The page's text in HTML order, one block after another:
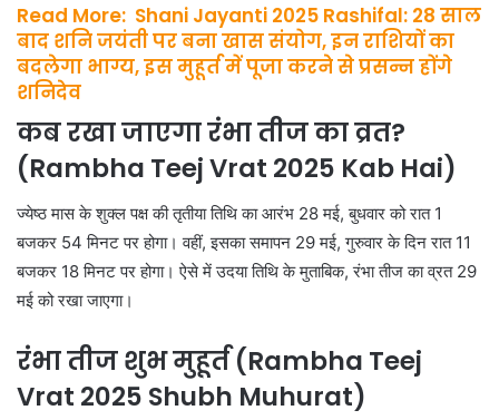
Read More: Shani Jayanti 2025 Rashifal: 28 साल
बाद शनि जयंती पर बना खास संयोग, इन राशियों का
बदलेगा भाग्य, इस मुहूर्त में पूजा करने से प्रसन्न होंगे
शनिदेव
कब रखा जाएगा रंभा तीज का व्रत?
(Rambha Teej Vrat 2025 Kab Hai)
ज्येष्ठ मास के शुक्ल पक्ष की तृतीया तिथि का आरंभ 28 मई, बुधवार को रात 1
बजकर 54 मिनट पर होगा। वहीं, इसका समापन 29 मई, गुरुवार के दिन रात 11
बजकर 18 मिनट पर होगा। ऐसे में उदया तिथि के मुताबिक, रंभा तीज का व्रत 29
मई को रखा जाएगा।
रंभा तीज शुभ मुहूर्त (Rambha Teej
Vrat 2025 Shubh Muhurat)